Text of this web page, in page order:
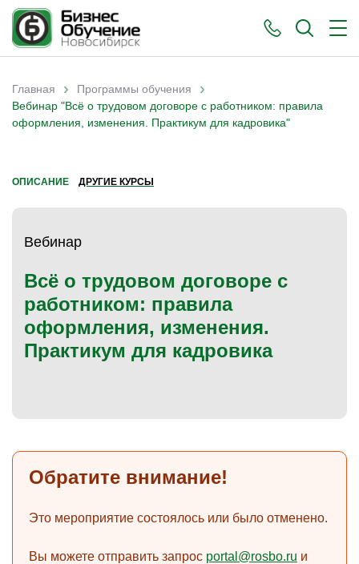
Вы здесь
Главная › Программы обучения ›
Вебинар "Всё о трудовом договоре с работником: правила
оформления, изменения. Практикум для кадровика"
ОПИСАНИЕ ДРУГИЕ КУРСЫ
Вебинар
Всё о трудовом договоре с
работником: правила
оформления, изменения.
Практикум для кадровика
Обратите внимание!
Это мероприятие состоялось или было отменено.
Вы можете отправить запрос portal@rosbo.ru и